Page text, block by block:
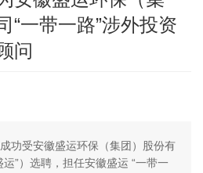
“一带一路”涉外投资
问
功受安徽盛运环保（集团）股份有
”）选聘，担任安徽盛运 “一带一